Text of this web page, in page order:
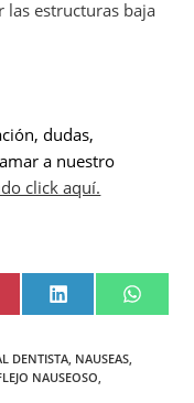
las estructuras baja
dudas,
a nuestro
click aquí.
L
I
E
D
I
W
H
DENTISTA, NAUSEAS,
NAUSEOSO,